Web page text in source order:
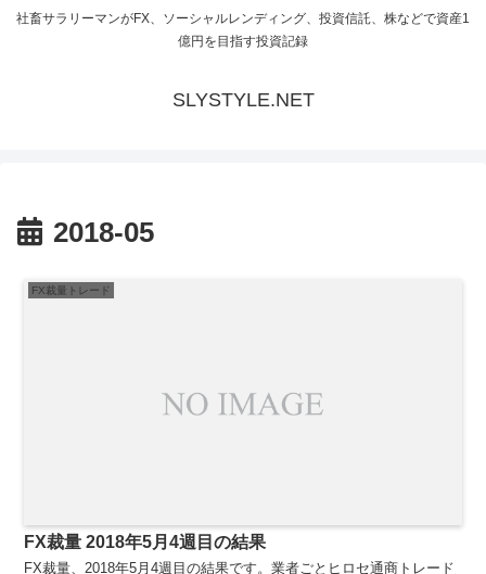
社畜サラリーマンがFX、ソーシャルレンディング、投資信託、株などで資産1
億円を目指す投資記録
SLYSTYLE.NET
2018-05
FX裁量トレード
FX裁量 2018年5月4週目の結果
FX裁量、2018年5月4週目の結果です。業者ごとヒロセ通商トレード